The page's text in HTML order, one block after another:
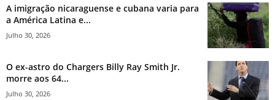
A imigração nicaraguense e cubana varia para
a América Latina e...
Julho 30, 2026
O ex-astro do Chargers Billy Ray Smith Jr.
morre aos 64...
Julho 30, 2026